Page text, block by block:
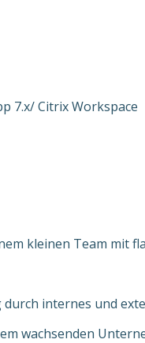
7.x/ Citrix Workspace
kleinen Team mit
internes und
wachsenden